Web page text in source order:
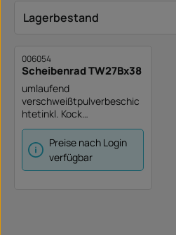
006054
Scheibenrad TW27Bx38
umlaufend
verschweißtpulverbeschic
htetinkl. Kock
Ventilschutz(Sondereinpre
sstiefen über ET 150 sind
extra anzufragen)
Preise nach Login
verfügbar